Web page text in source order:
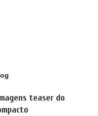
teaser do